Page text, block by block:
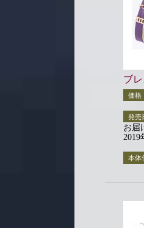
ブ
価格
発売
お届
2019
本体